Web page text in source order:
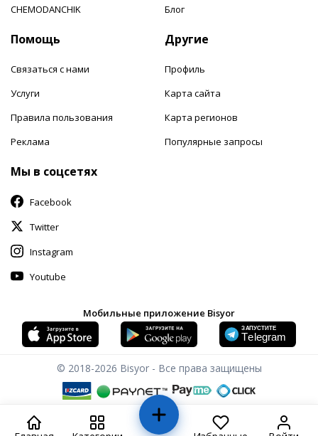
CHEMODANCHIK
Блог
Помощь
Связаться с нами
Услуги
Правила пользования
Реклама
Другие
Профиль
Карта сайта
Карта регионов
Популярные запросы
Мы в соцсетях
Facebook
Twitter
Instagram
Youtube
Мобильные приложение Bisyor
© 2018-2026 Bisyor - Все права защищены